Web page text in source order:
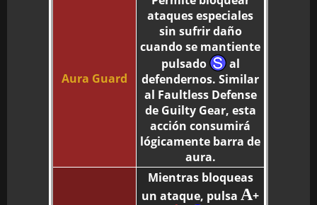
Aura Guard
ataques especiales
sin sufrir daño
cuando se mantiente
pulsado
al
defendernos. Similar
al Faultless Defense
de Guilty Gear, esta
acción consumirá
lógicamente barra de
aura.
Mientras bloqueas
un ataque, pulsa A+